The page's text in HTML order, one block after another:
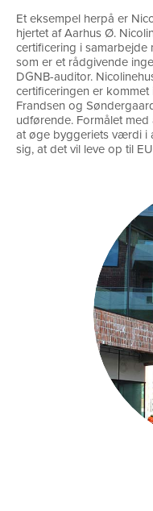
Et eksempel herpå er
hjertet af Aarhus Ø.
certificering i samarbejde
som er et rådgivende
DGNB-auditor.
certificeringen er kommet
Frandsen og
udførende. Formålet
at øge byggeriets værdi i
sig, at det vil leve op til